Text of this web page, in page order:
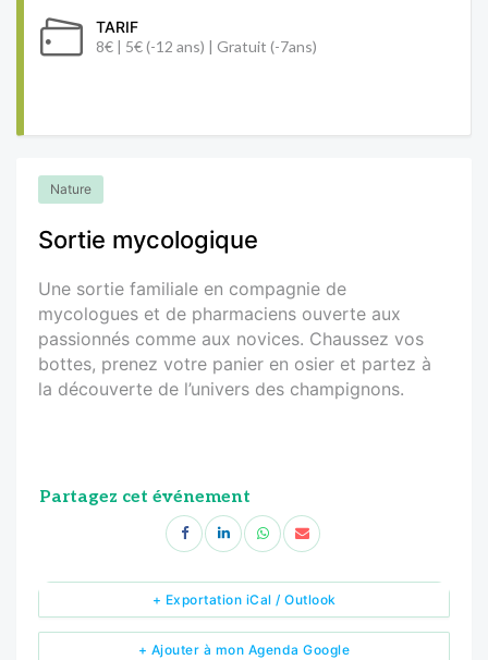
TARIF
8€ | 5€ (-12 ans) | Gratuit (-7ans)
Nature
Sortie mycologique
Une sortie familiale en compagnie de
mycologues et de pharmaciens ouverte aux
passionnés comme aux novices. Chaussez vos
bottes, prenez votre panier en osier et partez à
la découverte de l’univers des champignons.
Partagez cet événement
+ Ajouter à mon Agenda Google
+ Exportation iCal / Outlook